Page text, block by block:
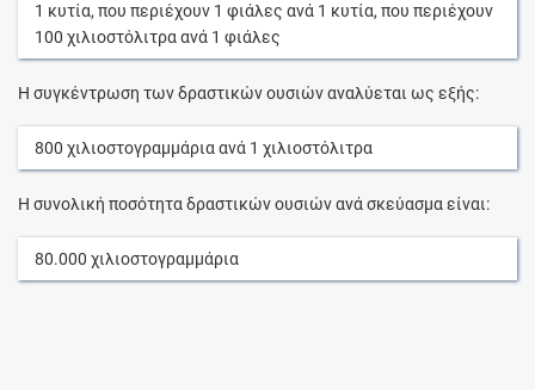
1 κυτία, που περιέχουν 1 φιάλες ανά 1 κυτία, που περιέχουν
100 χιλιοστόλιτραανά 1 φιάλες
Η συγκέντρωση των δραστικών ουσιών αναλύεται ως εξής:
800 χιλιοστογραμμάριαανά 1 χιλιοστόλιτρα
Η συνολική ποσότητα δραστικών ουσιών ανά σκεύασμα είναι:
80.000 χιλιοστογραμμάρια